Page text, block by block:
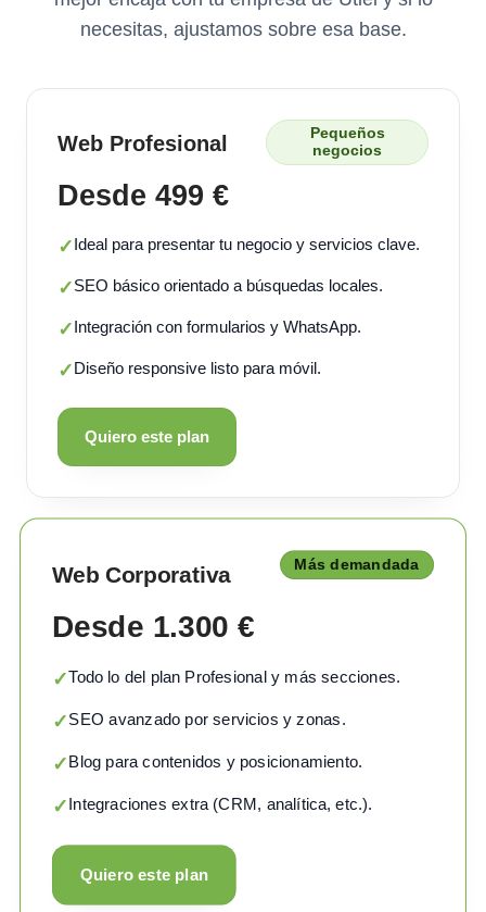
necesitas, ajustamos sobre esa base.
Web Profesional
Pequeños
negocios
Desde 499 €
✓Ideal para presentar tu negocio y servicios clave.
✓SEO básico orientado a búsquedas locales.
✓Integración con formularios y WhatsApp.
✓Diseño responsive listo para móvil.
Quiero este plan
Web Corporativa Más demandada
Desde 1.300 €
✓Todo lo del plan Profesional y más secciones.
✓SEO avanzado por servicios y zonas.
✓Blog para contenidos y posicionamiento.
✓Integraciones extra (CRM, analítica, etc.).
Quiero este plan